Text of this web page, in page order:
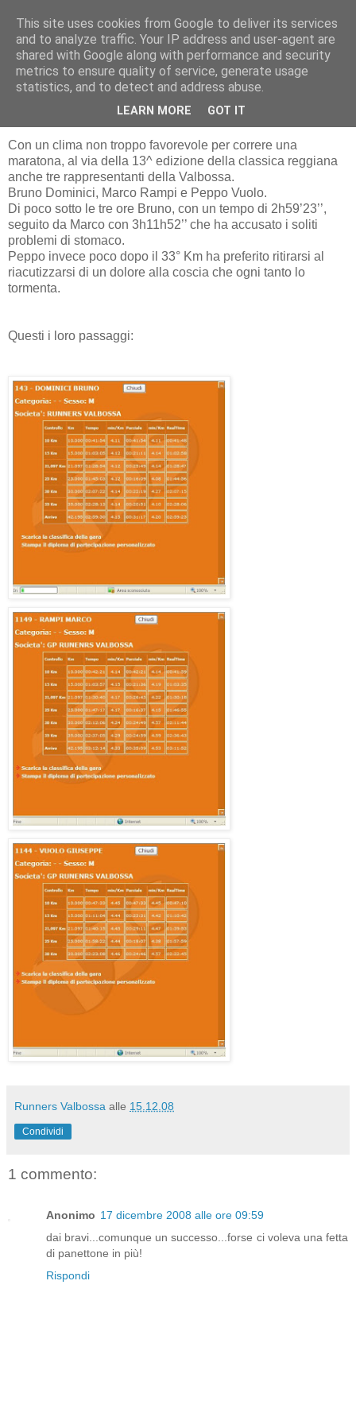
RUNNERS VALBOSSA
lunedì 15 dicembre 2008
13^ MARATONA DE REGGIO EMILIA
Con un clima non troppo favorevole per correre una
maratona, al via della 13^ edizione della classica reggiana
anche tre rappresentanti della Valbossa.
Bruno Dominici, Marco Rampi e Peppo Vuolo.
Di poco sotto le tre ore Bruno, con un tempo di 2h59’23’’,
seguito da Marco con 3h11h52’’ che ha accusato i soliti
problemi di stomaco.
Peppo invece poco dopo il 33° Km ha preferito ritirarsi al
riacutizzarsi di un dolore alla coscia che ogni tanto lo
tormenta.
Questi i loro passaggi:
Runners Valbossa alle 15.12.08
Condividi
1 commento:
Anonimo 17 dicembre 2008 alle ore 09:59
dai bravi...comunque un successo...forse ci voleva una fetta
di panettone in più!
Rispondi
This site uses cookies from Google to deliver its services
and to analyze traffic. Your IP address and user-agent are
shared with Google along with performance and security
metrics to ensure quality of service, generate usage
statistics, and to detect and address abuse.
LEARN MORE GOT IT